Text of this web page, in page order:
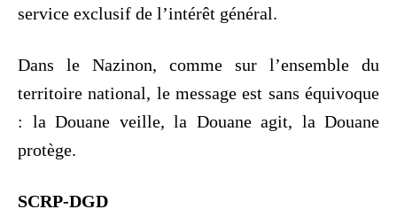
service exclusif de l’intérêt général.
Dans le Nazinon, comme sur l’ensemble du
territoire national, le message est sans équivoque
: la Douane veille, la Douane agit, la Douane
protège.
SCRP-DGD